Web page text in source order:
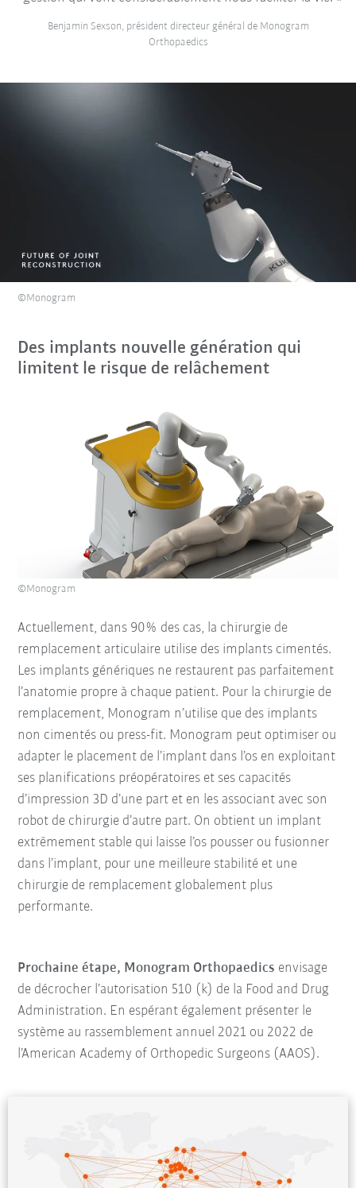
Benjamin Sexson, président directeur général de Monogram
Orthopaedics
©Monogram
Des implants nouvelle génération qui
limitent le risque de relâchement
Actuellement, dans 90% des cas, la chirurgie de
remplacement articulaire utilise des implants cimentés.
Les implants génériques ne restaurent pas parfaitement
l’anatomie propre à chaque patient. Pour la chirurgie de
remplacement, Monogram n’utilise que des implants
non cimentés ou press-fit. Monogram peut optimiser ou
adapter le placement de l’implant dans l’os en exploitant
ses planifications préopératoires et ses capacités
d’impression 3D d’une part et en les associant avec son
robot de chirurgie d’autre part. On obtient un implant
extrêmement stable qui laisse l’os pousser ou fusionner
dans l’implant, pour une meilleure stabilité et une
chirurgie de remplacement globalement plus
performante.
©Monogram
Prochaine étape, Monogram Orthopaedics envisage
de décrocher l’autorisation 510 (k) de la Food and Drug
Administration. En espérant également présenter le
système au rassemblement annuel 2021 ou 2022 de
l’American Academy of Orthopedic Surgeons (AAOS).